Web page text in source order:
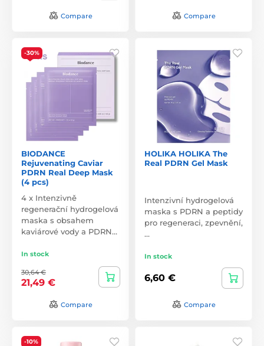
Compare Compare
-30%
BIODANCE
Rejuvenating Caviar
PDRN Real Deep Mask
(4 pcs)
4 x Intenzivně
regenerační hydrogelová
maska s obsahem
kaviárové vody a PDRN…
In stock
30,64 €
21,49 €
Compare
HOLIKA HOLIKA The
Real PDRN Gel Mask
Intenzivní hydrogelová
maska s PDRN a peptidy
pro regeneraci, zpevnění,
…
In stock
6,60 €
Compare
-10%